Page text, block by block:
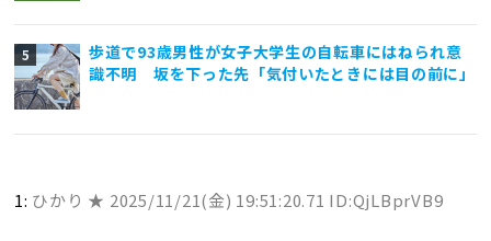
歩道で93歳男性が女子大学生の自転車にはねられ意
識不明 坂を下った先「気付いたときには目の前に」
1: ひかり ★ 2025/11/21(金) 19:51:20.71 ID:QjLBprVB9